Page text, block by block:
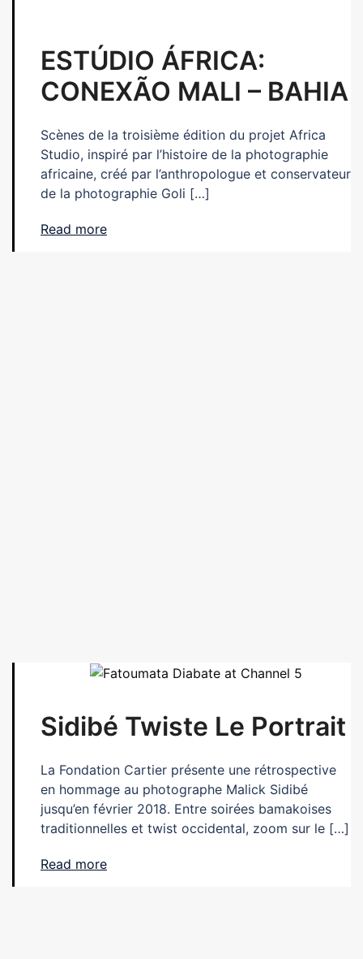
ESTÚDIO ÁFRICA:
CONEXÃO MALI – BAHIA
Scènes de la troisième édition du projet Africa
Studio, inspiré par l’histoire de la photographie
africaine, créé par l’anthropologue et conservateur
de la photographie Goli […]
Read more
Sidibé Twiste Le Portrait
La Fondation Cartier présente une rétrospective
en hommage au photographe Malick Sidibé
jusqu’en février 2018. Entre soirées bamakoises
traditionnelles et twist occidental, zoom sur le […]
Read more